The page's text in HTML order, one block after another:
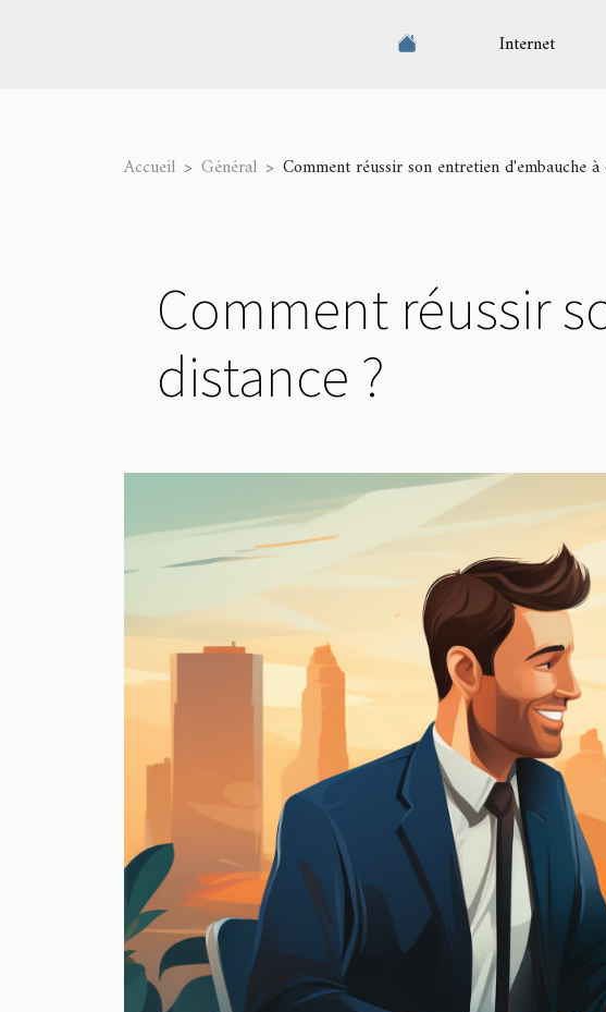
Internet
Accueil Général Comment réussir son entretien d'embauche à
Comment réussir
distance ?